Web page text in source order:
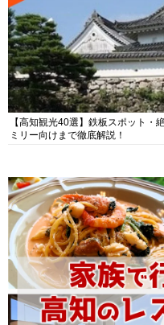
【高知観光40選】鉄板スポット・
ミリー向けまで徹底解説！